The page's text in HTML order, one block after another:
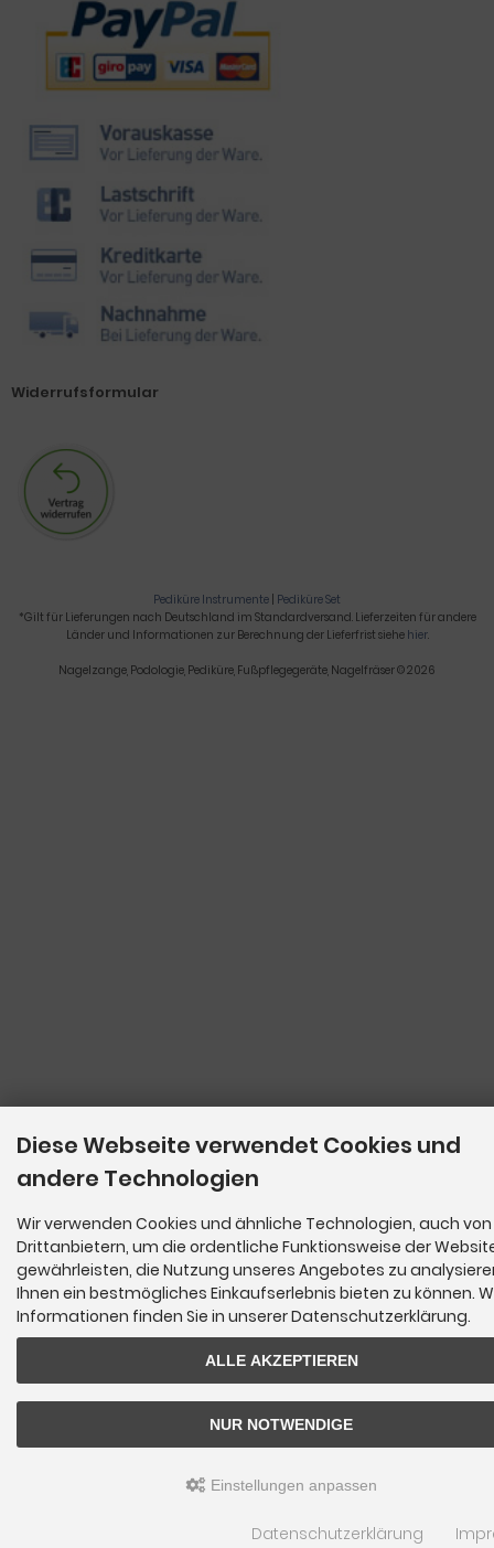
Zahlungsmethoden
Widerrufsformular
Pediküre Instrumente | Pediküre Set
*Gilt für Lieferungen nach Deutschland im Standardversand. Lieferzeiten für andere
Länder und Informationen zur Berechnung der Lieferfrist siehe hier.
Nagelzange, Podologie, Pediküre, Fußpflegegeräte, Nagelfräser © 2026
Diese Webseite verwendet Cookies und
andere Technologien
Wir verwenden Cookies und ähnliche Technologien, auch von
Drittanbietern, um die ordentliche Funktionsweise der
gewährleisten, die Nutzung unseres Angebotes zu
Ihnen ein bestmögliches Einkaufserlebnis bieten zu können.
Informationen finden Sie in unserer Datenschutzerklärung.
ALLE AKZEPTIEREN
NUR NOTWENDIGE
Einstellungen anpassen
Datenschutzerklärung